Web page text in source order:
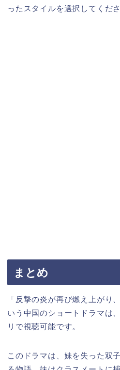
ったスタイルを選択してくださ
まとめ
「反撃の炎が再び燃え上がり
いう中国のショートドラマは
リで視聴可能です。
このドラマは、妹を失った双